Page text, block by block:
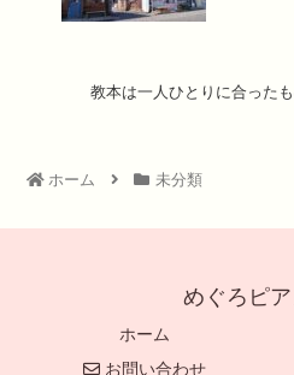
教本は一人ひとりに合った
ホーム 未分類
めぐろピ
ホーム
お問い合わせ